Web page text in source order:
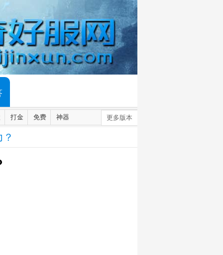
打金 免费 神器 更多版本